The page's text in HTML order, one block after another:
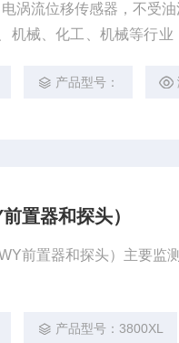
涡流位移传感器，不受
机械、化工、机械等行
产品型号：
置器和探头）
前置器和探头）主要监
产品型号：3800XL